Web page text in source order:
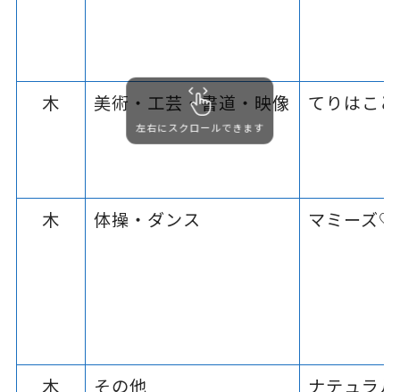
木 美術・工芸・書道・映像 てりはこ
木 体操・ダンス マミーズ♡
木 その他 ナテュラ
左右にスクロールできます